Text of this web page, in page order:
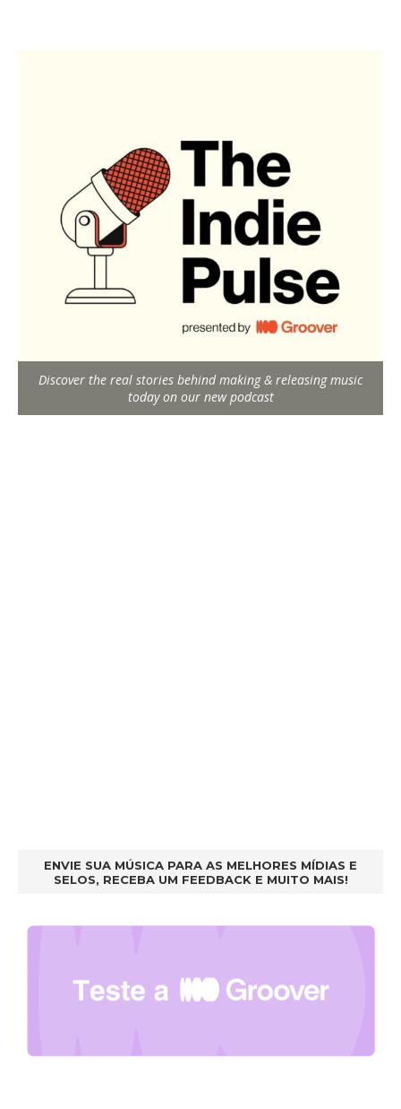
Discover the real stories behind making & releasing music
today on our new podcast
ENVIE SUA MÚSICA PARA AS MELHORES MÍDIAS E
SELOS, RECEBA UM FEEDBACK E MUITO MAIS!